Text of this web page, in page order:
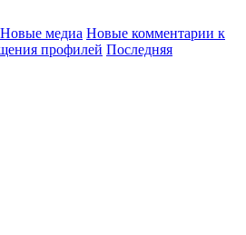
Новые медиа Новые комментарии к
профилей Последняя